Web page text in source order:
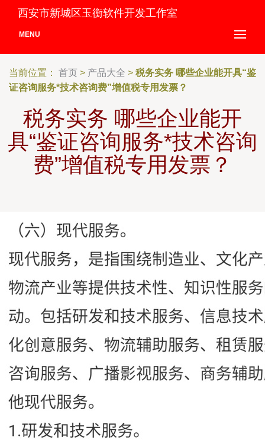
西安市新城区玉衡软件开发工作室
MENU
当前位置： 首页 > 产品大全 > 税务实务 哪些企业能开具“鉴
证咨询服务*技术咨询费”增值税专用发票？
税务实务 哪些企业能开
具“鉴证咨询服务*技术咨询
费”增值税专用发票？